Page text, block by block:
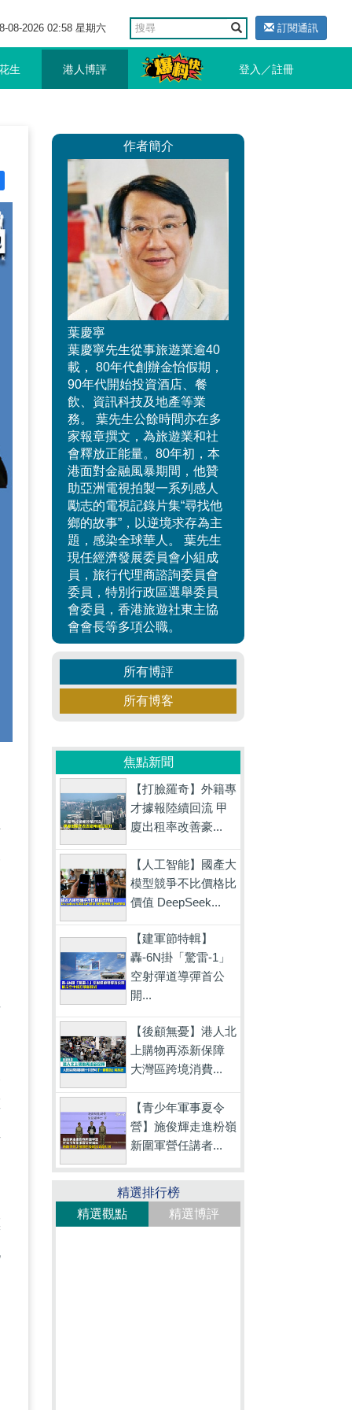
08-2026 02:58 星期六 訂閱通訊
生 港人博評 登入／註冊
作者簡介
葉慶寧
葉慶寧先生從事旅遊業逾40
載， 80年代創辦金怡假期，
90年代開始投資酒店、餐
飲、資訊科技及地產等業
務。 葉先生公餘時間亦在多
家報章撰文，為旅遊業和社
會釋放正能量。80年初，本
港面對金融風暴期間，他贊
助亞洲電視拍製一系列感人
勵志的電視記錄片集“尋找他
鄉的故事”，以逆境求存為主
題，感染全球華人。 葉先生
現任經濟發展委員會小組成
員，旅行代理商諮詢委員會
委員，特別行政區選舉委員
會委員，香港旅遊社東主協
會會長等多項公職。
所有博評
所有博客
焦點新聞
【打臉羅奇】外籍專
才據報陸續回流 甲
廈出租率改善豪...
【人工智能】國產大
模型競爭不比價格比
價值 DeepSeek...
【建軍節特輯】
轟-6N掛「驚雷-1」
空射彈道導彈首公
開...
【後顧無憂】港人北
上購物再添新保障
大灣區跨境消費...
【青少年軍事夏令
營】施俊輝走進粉嶺
新圍軍營任講者...
精選排行榜
精選觀點
精選博評